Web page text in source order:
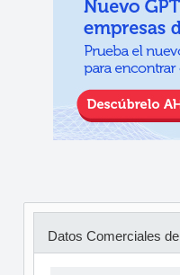
Datos Comerciales de